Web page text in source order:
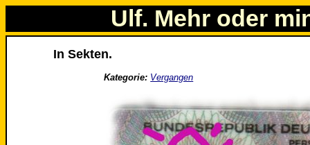
Ulf. Mehr oder
In Sekten.
Kategorie: Vergangen